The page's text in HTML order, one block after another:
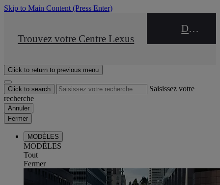
Skip to Main Content (Press Enter)
STOP DRIVE Takata
Trouvez votre Centre Lexus
DEALER NAME
Click to return to previous menu
Click to search
Saisissez votre
recherche
Annuler
Fermer
MODÈLES
MODÈLES
Tout
Fermer